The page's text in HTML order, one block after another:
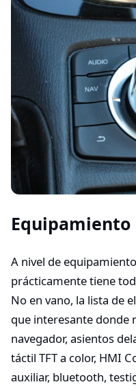
Equipamiento
A nivel de
prácticamente tiene
No en vano, la lista de
que interesante donde
navegador, asientos
táctil TFT a color, HMI
auxiliar, bluetooth,